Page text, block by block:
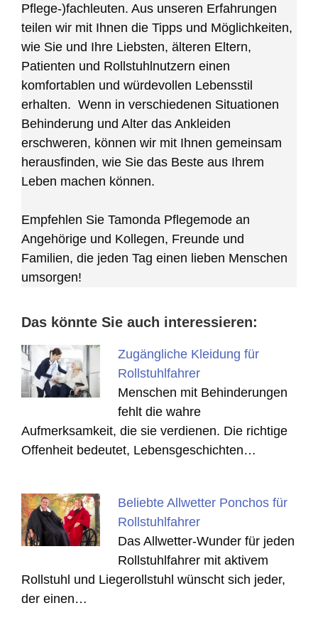
Pflege-)fachleuten. Aus unseren Erfahrungen
teilen wir mit Ihnen die Tipps und Möglichkeiten,
wie Sie und Ihre Liebsten, älteren Eltern,
Patienten und Rollstuhlnutzern einen
komfortablen und würdevollen Lebensstil
erhalten. Wenn in verschiedenen Situationen
Behinderung und Alter das Ankleiden
erschweren, können wir mit Ihnen gemeinsam
herausfinden, wie Sie das Beste aus Ihrem
Leben machen können.
Empfehlen Sie Tamonda Pflegemode an
Angehörige und Kollegen, Freunde und
Familien, die jeden Tag einen lieben Menschen
umsorgen!
Das könnte Sie auch interessieren:
Zugängliche Kleidung für
Rollstuhlfahrer
Menschen mit Behinderungen
fehlt die wahre
Aufmerksamkeit, die sie verdienen. Die richtige
Offenheit bedeutet, Lebensgeschichten…
Beliebte Allwetter Ponchos für
Rollstuhlfahrer
Das Allwetter-Wunder für jeden
Rollstuhlfahrer mit aktivem
Rollstuhl und Liegerollstuhl wünscht sich jeder,
der einen…